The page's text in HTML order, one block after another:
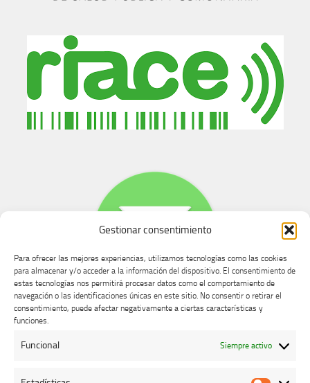
Gestionar consentimiento
Para ofrecer las mejores experiencias, utilizamos tecnologías como las cookies
para almacenar y/o acceder a la información del dispositivo. El consentimiento de
estas tecnologías nos permitirá procesar datos como el comportamiento de
navegación o las identificaciones únicas en este sitio. No consentir o retirar el
consentimiento, puede afectar negativamente a ciertas características y
funciones.
Funcional Siempre activo
Buzón de dudas, quejas y sugerencias